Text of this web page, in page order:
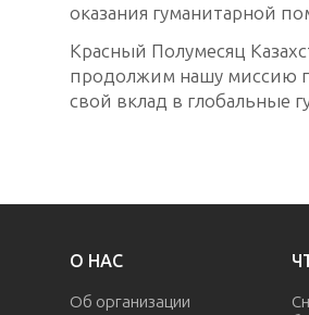
оказания гуманитарной
Красный Полумесяц
продолжим нашу миссию
свой вклад в глобальные
О НАС
Об организации